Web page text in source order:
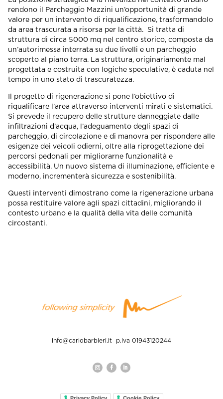
rendono il Parcheggio Mazzini un’opportunità di grande
valore per un intervento di riqualificazione, trasformandolo
da area trascurata a risorsa per la città. Si tratta di
struttura di circa 5000 mq nel centro storico, composta da
un’autorimessa interrata su due livelli e un parcheggio
scoperto al piano terra. La struttura, originariamente mal
progettata e costruita con logiche speculative, è caduta nel
tempo in uno stato di trascuratezza.
Il progetto di rigenerazione si pone l’obiettivo di
riqualificare l’area attraverso interventi mirati e sistematici.
Si prevede il recupero delle strutture danneggiate dalle
infiltrazioni d’acqua, l’adeguamento degli spazi di
parcheggio, di circolazione e di manovra per rispondere alle
esigenze dei veicoli odierni, oltre alla riprogettazione dei
percorsi pedonali per migliorarne funzionalità e
accessibilità. Un nuovo sistema di illuminazione, efficiente e
moderno, incrementerà sicurezza e sostenibilità.
Questi interventi dimostrano come la rigenerazione urbana
possa restituire valore agli spazi cittadini, migliorando il
contesto urbano e la qualità della vita delle comunità
circostanti.
info@carlobarbieri.it p.iva 01943120244